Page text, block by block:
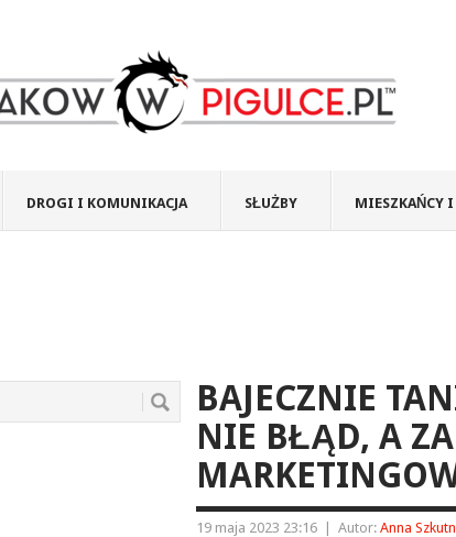
DROGI I KOMUNIKACJA SŁUŻBY MIESZKAŃCY
BAJECZNIE
NIE BŁĄD, A
19 maja 2023 23:16 Autor: Anna